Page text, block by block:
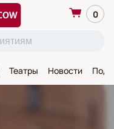
0
Театры Новости